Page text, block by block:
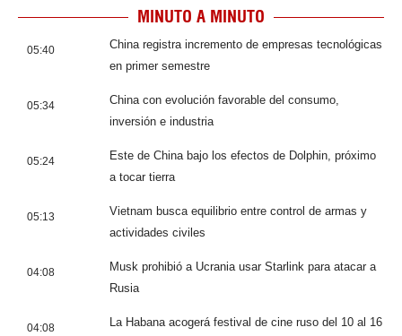
MINUTO A MINUTO
05:40
China registra incremento de empresas tecnológicas
en primer semestre
05:34
China con evolución favorable del consumo,
inversión e industria
05:24
Este de China bajo los efectos de Dolphin, próximo
a tocar tierra
05:13
Vietnam busca equilibrio entre control de armas y
actividades civiles
04:08
Musk prohibió a Ucrania usar Starlink para atacar a
Rusia
04:08
La Habana acogerá festival de cine ruso del 10 al 16